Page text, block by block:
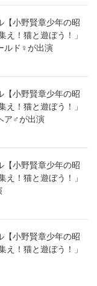
【小野賢章少年の昭
え！猫と遊ぼう！」
ルド♀が出演
【小野賢章少年の昭
え！猫と遊ぼう！」
ア♂が出演
【小野賢章少年の昭
え！猫と遊ぼう！」
【小野賢章少年の昭
え！猫と遊ぼう！」